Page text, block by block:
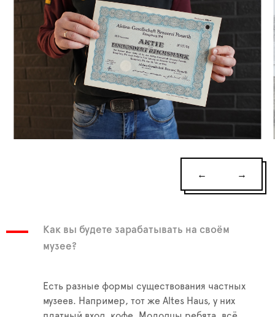
← →
Как вы будете зарабатывать на своём
музее?
Есть разные формы существования частных
музеев. Например, тот же Altes Haus, у них